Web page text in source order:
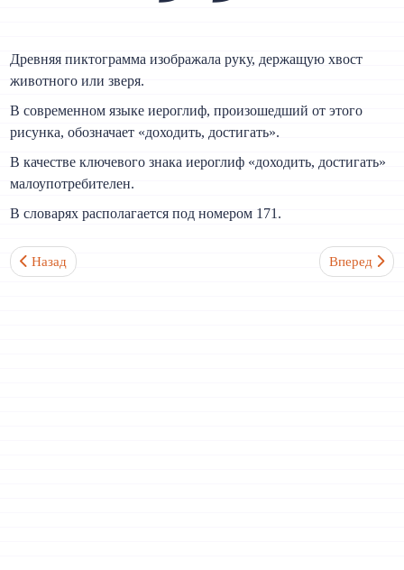
Древняя пиктограмма изображала руку, держащую хвост
животного или зверя.
В современном языке иероглиф, произошедший от этого
рисунка, обозначает «доходить, достигать».
В качестве ключевого знака иероглиф «доходить, достигать»
малоупотребителен.
В словарях располагается под номером 171.
Предыдущий: Бугор 阜 Ключевой иероглиф №170
Назад Следующий:
Вперед